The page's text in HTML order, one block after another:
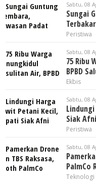
Sabtu, 08
Sungai
Terbakar
Peristiwa
Sabtu, 08
75 Ribu
BPBD
Ekbis
Sabtu, 08
Siak
Peristiwa
Sabtu, 08
PalmCo
Teknologi